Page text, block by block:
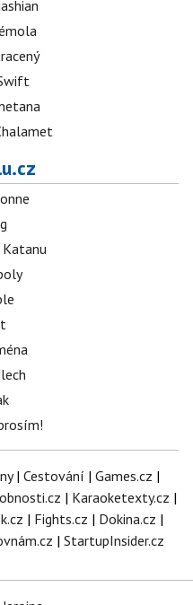
Katanu
| Cestování | Games.cz |
| Karaoketexty.cz |
| Fights.cz | Dokina.cz |
| StartupInsider.cz